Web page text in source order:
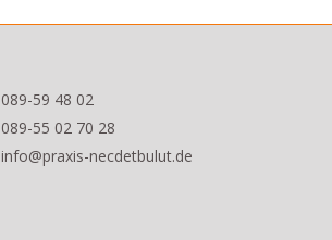
089-59 48 02
089-55 02 70 28
info@praxis-necdetbulut.de